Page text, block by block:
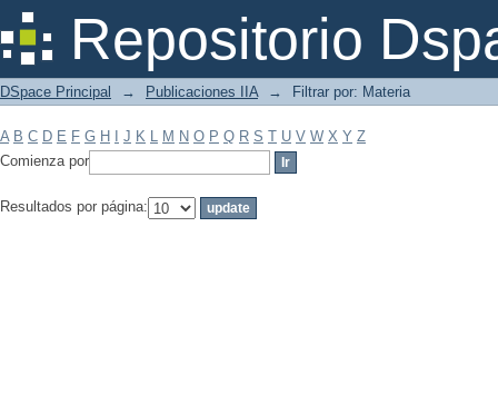
Repositorio
Filtrar por: Materia
DSpace Principal → Publicaciones IIA → Filtrar por: Materia
A B C D E F G H J K L M N O P Q R S T U V W X Y Z
Comienza por
Resultados por página: